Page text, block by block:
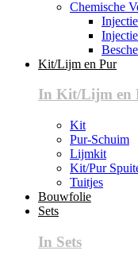
Chemische
Kit/Lijm en Pur
In Kit/Lijm en
Kit
Pur-Schuim
Lijmkit
Kit/Pur
Tuitjes
Bouwfolie
Sets
In Sets